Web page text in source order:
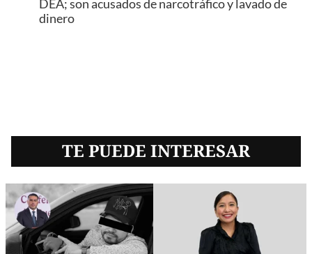
DEA; son acusados de narcotráfico y lavado de
dinero
TE PUEDE INTERESAR